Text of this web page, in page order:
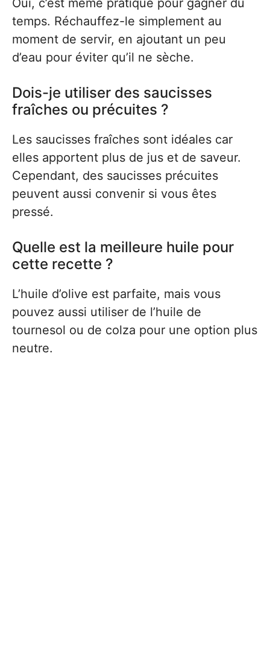
Oui, c’est même pratique pour gagner du
temps. Réchauffez-le simplement au
moment de servir, en ajoutant un peu
d’eau pour éviter qu’il ne sèche.
Dois-je utiliser des saucisses
fraîches ou précuites ?
Les saucisses fraîches sont idéales car
elles apportent plus de jus et de saveur.
Cependant, des saucisses précuites
peuvent aussi convenir si vous êtes
pressé.
Quelle est la meilleure huile pour
cette recette ?
L’huile d’olive est parfaite, mais vous
pouvez aussi utiliser de l’huile de
tournesol ou de colza pour une option plus
neutre.